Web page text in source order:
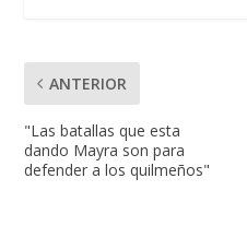
ANTERIOR
"Las batallas que esta
dando Mayra son para
defender a los quilmeños"